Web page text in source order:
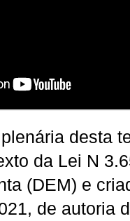
desta
da Lei N
(DEM) e
de autoria